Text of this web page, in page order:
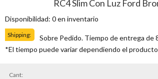
RC4 Slim Con Luz Ford
Disponibilidad: 0 en inventario
Shipping:
Sobre Pedido. Tiempo de entrega de
*El tiempo puede variar dependiendo el producto
Cant: